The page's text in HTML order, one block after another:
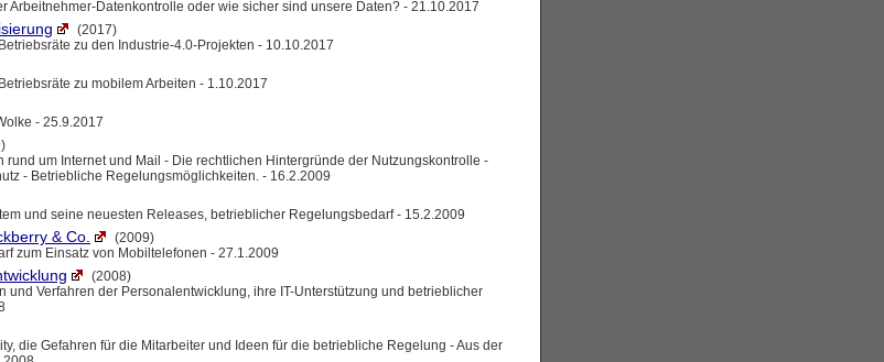
Arbeitnehmer-Datenkontrolle oder wie sicher sind unsere Daten? - 21.10.2017
(2017)
zu den Industrie-4.0-Projekten - 10.10.2017
zu mobilem Arbeiten - 1.10.2017
- 25.9.2017
rund um Internet und Mail - Die rechtlichen Hintergründe der Nutzungskontrolle -
- Betriebliche Regelungsmöglichkeiten. - 16.2.2009
und seine neuesten Releases, betrieblicher Regelungsbedarf - 15.2.2009
& Co.
(2009)
zum Einsatz von Mobiltelefonen - 27.1.2009
(2008)
und Verfahren der Personalentwicklung, ihre IT-Unterstützung und betrieblicher
die Gefahren für die Mitarbeiter und Ideen für die betriebliche Regelung - Aus der